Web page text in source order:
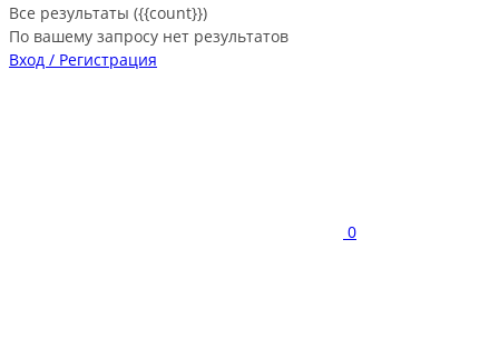
Все результаты ({{count}})
По вашему запросу нет результатов
Вход / Регистрация
0